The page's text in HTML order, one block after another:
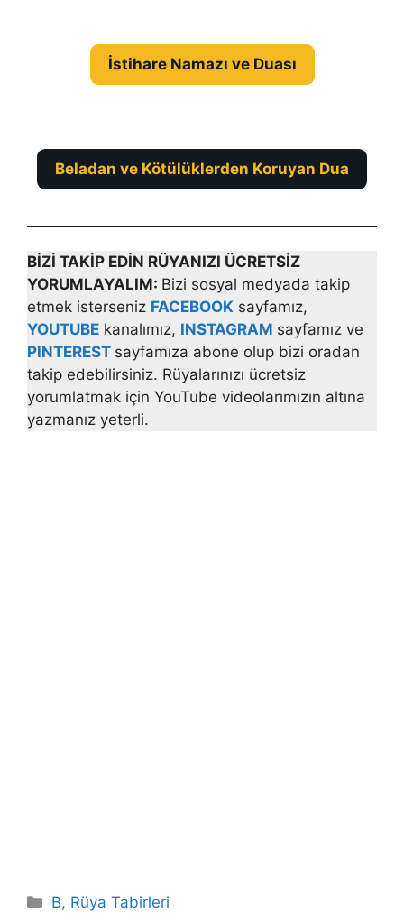
İstihare Namazı ve Duası
Beladan ve Kötülüklerden Koruyan Dua
BİZİ TAKİP EDİN RÜYANIZI ÜCRETSİZ
YORUMLAYALIM: Bizi sosyal medyada takip
etmek isterseniz FACEBOOK sayfamız,
YOUTUBE kanalımız, INSTAGRAM sayfamız ve
PINTEREST sayfamıza abone olup bizi oradan
takip edebilirsiniz. Rüyalarınızı ücretsiz
yorumlatmak için YouTube videolarımızın altına
yazmanız yeterli.
Kategoriler
B, Rüya Tabirleri